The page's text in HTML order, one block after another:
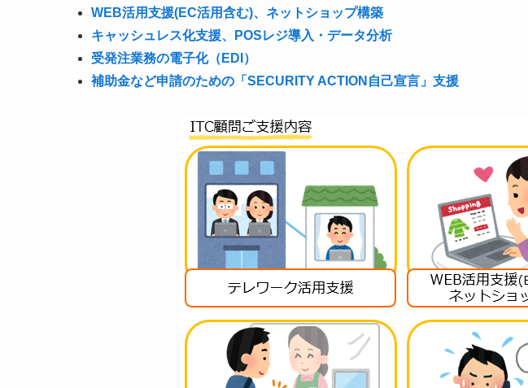
WEB活用支援(EC活用含む)、ネットショップ構築
キャッシュレス化支援、POSレジ導入・データ分析
受発注業務の電子化（EDI）
補助金など申請のための「SECURITY ACTION自己宣言」支援